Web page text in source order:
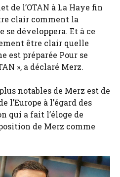
de l’OTAN à La Haye fin
clair comment la
développera. Et à ce
être clair quelle
est préparée Pour se
», a déclaré Merz.
notables de Merz est de
l’Europe à l’égard des
qui a fait l’éloge de
de Merz comme